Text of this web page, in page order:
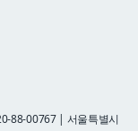
88-00767 | 서울특별시